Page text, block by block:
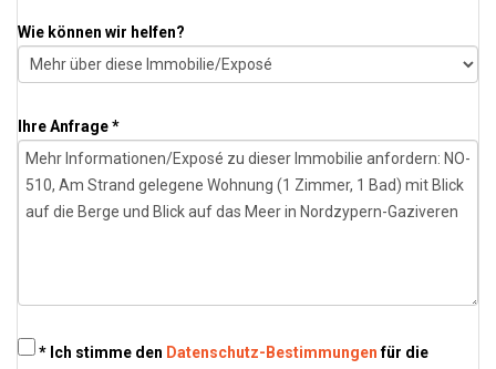
Wie können wir helfen?
Ihre Anfrage *
* Ich stimme den Datenschutz-Bestimmungenfür die